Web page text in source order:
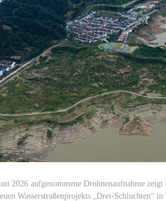
2026 aufgenommene Drohnenaufnahme
Wasserstraßenprojekts „Drei-